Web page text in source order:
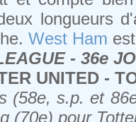
longueurs
West Ham
- 36e
UNITED -
(58e, s.p. et
(70e) pour